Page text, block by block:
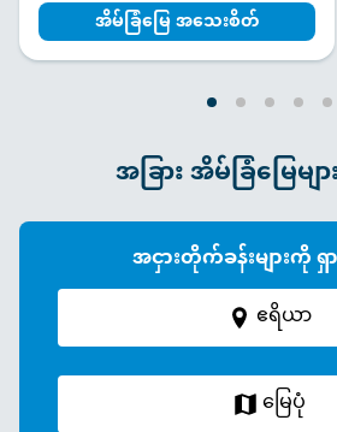
အိမ်ခြံမြေ အသေးစိတ်
အခြား အိမ်ခြံမြေမျ
အငှားတိုက်ခန်းများကို
ဧရိယာ
မြေပုံ